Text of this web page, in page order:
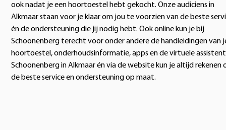
ook nadat je een hoortoestel hebt gekocht. Onze audiciens in
Alkmaar staan voor je klaar om jou te voorzien van de beste
én de ondersteuning die jij nodig hebt. Ook online kun je bij
Schoonenberg terecht voor onder andere de handleidingen van
hoortoestel, onderhoudsinformatie, apps en de virtuele
Schoonenberg in Alkmaar én via de website kun je altijd rekenen
de beste service en ondersteuning op maat.